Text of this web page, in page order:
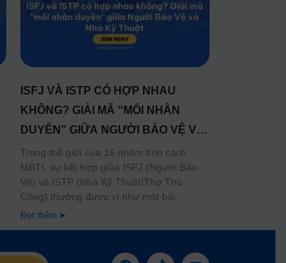
ISFJ VÀ ISTP CÓ HỢP NHAU
KHÔNG? GIẢI MÃ “MỐI NHÂN
DUYÊN” GIỮA NGƯỜI BẢO VỆ VÀ
NHÀ KỸ THUẬT
Trong thế giới của 16 nhóm tính cách
MBTI, sự kết hợp giữa ISFJ (Người Bảo
Vệ) và ISTP (Nhà Kỹ Thuật/Thợ Thủ
Công) thường được ví như một bài
Đọc thêm ➤